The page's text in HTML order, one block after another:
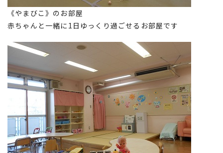
《やまびこ》のお部屋
赤ちゃんと一緒に1日ゆっくり過ごせるお部屋です